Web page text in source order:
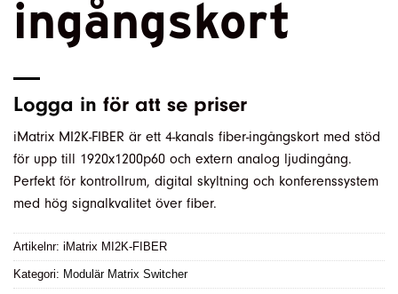
ingångskort
Logga in för att se priser
iMatrix MI2K-FIBER är ett 4-kanals fiber-ingångskort med stöd
för upp till 1920x1200p60 och extern analog ljudingång.
Perfekt för kontrollrum, digital skyltning och konferenssystem
med hög signalkvalitet över fiber.
Artikelnr: iMatrix MI2K-FIBER
Kategori: Modulär Matrix Switcher